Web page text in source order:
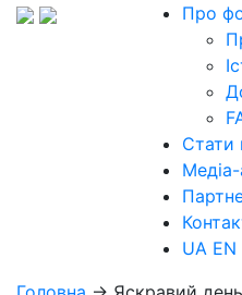
Про
Стати
Медіа-
UA EN